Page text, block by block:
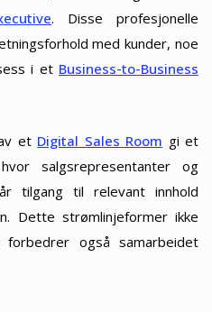
. Disse profesjonelle
med kunder, noe
i et Business-to-Business
et Digital Sales Room gi et
salgsrepresentanter og
tilgang til relevant innhold
Dette strømlinjeformer ikke
forbedrer også samarbeidet